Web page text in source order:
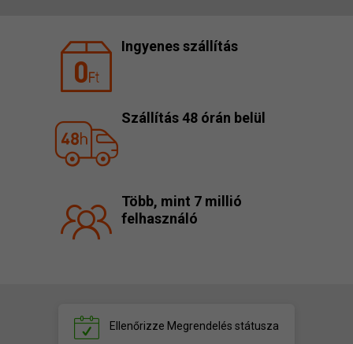
Ingyenes szállítás
Szállítás 48 órán belül
Több, mint 7 millió
felhasználó
Ellenőrizze Megrendelés státusza